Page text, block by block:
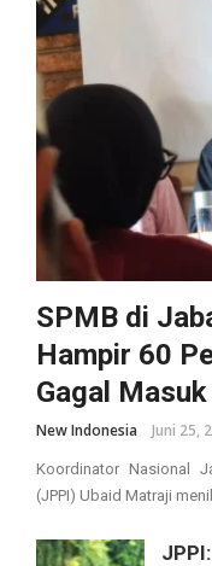
SPMB di
Hampir 60
Gagal
New Indonesia Juni 25,
Koordinator Nasional
(JPPI) Ubaid Matraji